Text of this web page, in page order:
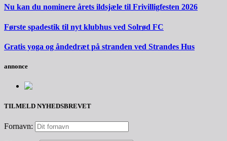
Nu kan du nominere årets ildsjæle til Frivilligfesten 2026
Første spadestik til nyt klubhus ved Solrød FC
Gratis yoga og åndedræt på stranden ved Strandes Hus
annonce
TILMELD NYHEDSBREVET
Fornavn: